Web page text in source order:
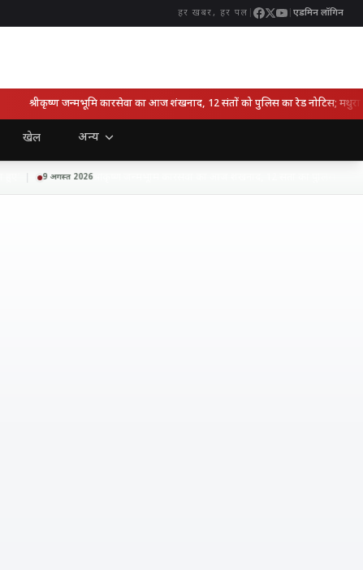
हर खबर, हर पल एडमिन लॉगिन
श्रीकृष्ण जन्मभूमि कारसेवा का आज शंखनाद, 12 संतों को पुलिस का रेड नोटिस; मथुरा में
खेल अन्य
9 अगस्त 2026श्रीकृष्ण जन्मभूमि कारसेवा का आज शंखनाद, 12 संतों को पुलिस का रेड